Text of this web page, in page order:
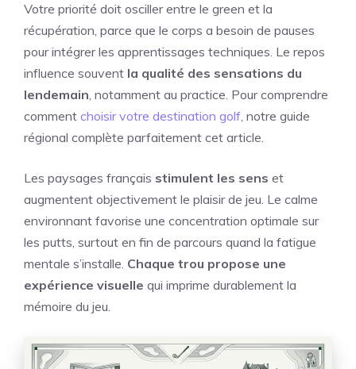
Votre priorité doit osciller entre le green et la
récupération, parce que le corps a besoin de pauses
pour intégrer les apprentissages techniques. Le repos
influence souvent la qualité des sensations du
lendemain, notamment au practice. Pour comprendre
comment choisir votre destination golf, notre guide
régional complète parfaitement cet article.
Les paysages français stimulent les sens et
augmentent objectivement le plaisir de jeu. Le calme
environnant favorise une concentration optimale sur
les putts, surtout en fin de parcours quand la fatigue
mentale s’installe. Chaque trou propose une
expérience visuelle qui imprime durablement la
mémoire du jeu.